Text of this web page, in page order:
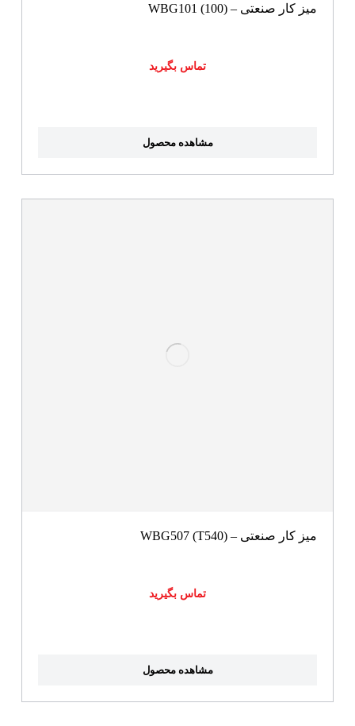
میز کار صنعتی – WBG101 (100)
تماس بگیرید
مشاهده محصول
میز کار صنعتی – WBG507 (T540)
تماس بگیرید
مشاهده محصول